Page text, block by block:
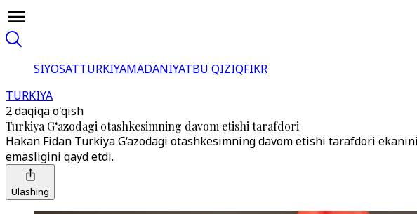
SIYOSATTURKIYAMADANIYATBU QIZIQFIKR
TURKIYA
2 daqiqa o'qish
Turkiya G‘azodagi otashkesimning davom etishi tarafdori
Hakan Fidan Turkiya G‘azodagi otashkesimning davom etishi tarafdori
emasligini qayd etdi.
Ulashing